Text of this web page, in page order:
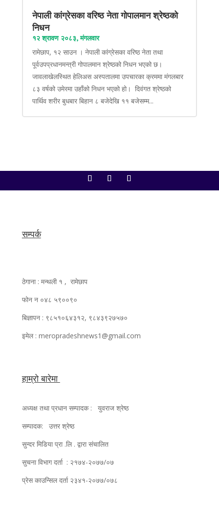
नेपाली कांग्रेसका वरिष्ठ नेता गोपालमान श्रेष्ठको
निधन
१२ श्रावण २०८३, मंगलवार
रामेछाप, १२ साउन । नेपाली कांग्रेसका वरिष्ठ नेता तथा
पूर्वउपप्रधानमन्त्री गोपालमान श्रेष्ठको निधन भएको छ।
जावलाखेलस्थित हेलिअस अस्पतालमा उपचारका क्रममा मंगलबार
८३ वर्षको उमेरमा उहाँको निधन भएको हो। दिवंगत श्रेष्ठको
पार्थिव शरीर बुधबार बिहान ८ बजेदेखि ११ बजेसम्म...
सम्पर्क
ठेगाना : मन्थली १ , रामेछाप
फोन न ०४८ ५९००९०
बिज्ञापन : ९८५१०६४३१२, ९८४३९२७५७०
इमेल : meropradeshnews1@gmail.com
हाम्रो बारेमा
अध्यक्ष तथा प्रधान सम्पादक : युवराज श्रेष्ठ
सम्पादक: उत्तर श्रेष्ठ
सुन्दर मिडिया प्रा .लि . द्वारा संचालित
सुचना विभाग दर्ता : २१७४-२०७७/०७
प्रेस काउन्सिल दर्ता २३४१-२०७७/०७८